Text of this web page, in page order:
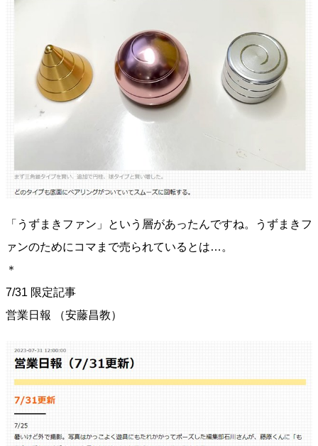
「うずまきファン」という層があったんですね。うずまきフ
ァンのためにコマまで売られているとは…。
＊
7/31 限定記事
営業日報 （安藤昌教）